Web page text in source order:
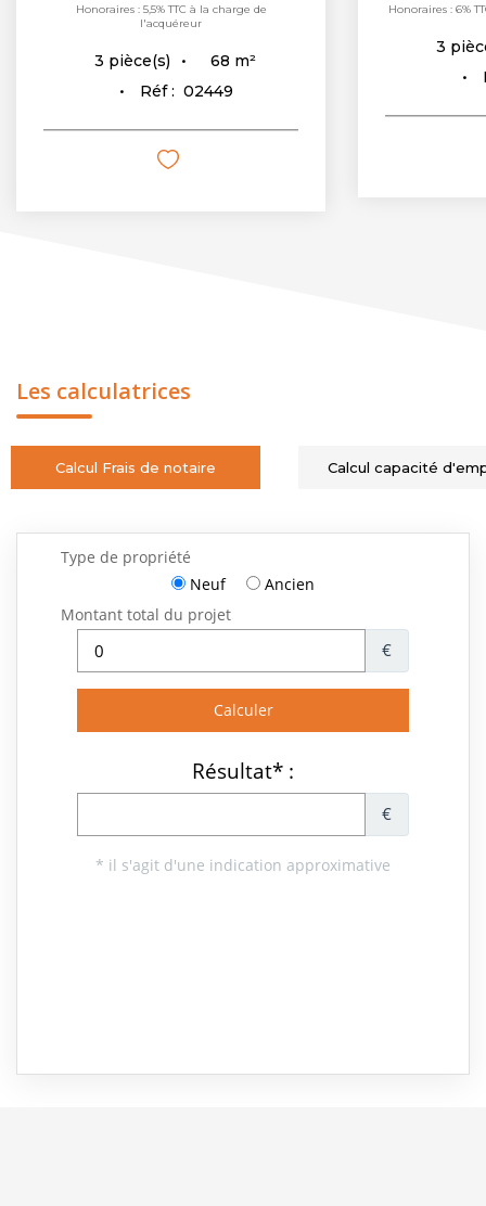
Honoraires : 5,5% TTC à la charge de
l'acquéreur
3 pièce(s) 68 m²
Réf : 02449
Honoraires : 6%
3
Les calculatrices
Calcul Frais de notaire Calcul capacité